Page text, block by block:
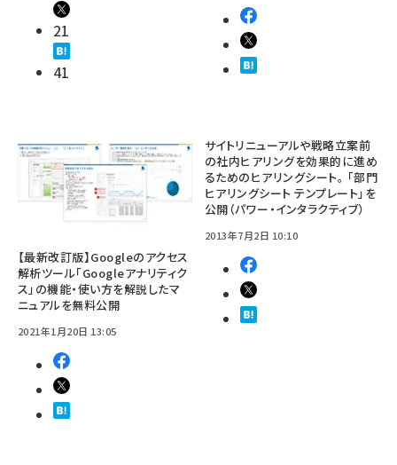
21
41
【最新改訂版】Googleのアクセス
解析ツール「Googleアナリティク
ス」の機能・使い方を解説したマ
ニュアルを無料公開
2021年1月20日 13:05
サイトリニューアルや戦略立案前
の社内ヒアリングを効果的に進め
るためのヒアリングシート。 「部門
ヒアリングシート テンプレート」を
公開（パワー・インタラクティブ）
2013年7月2日 10:10